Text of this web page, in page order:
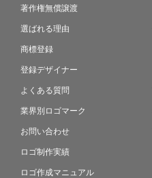
著作権無償譲渡
選ばれる理由
商標登録
登録デザイナー
よくある質問
業界別ロゴマーク
お問い合わせ
ロゴ制作実績
ロゴ作成マニュアル